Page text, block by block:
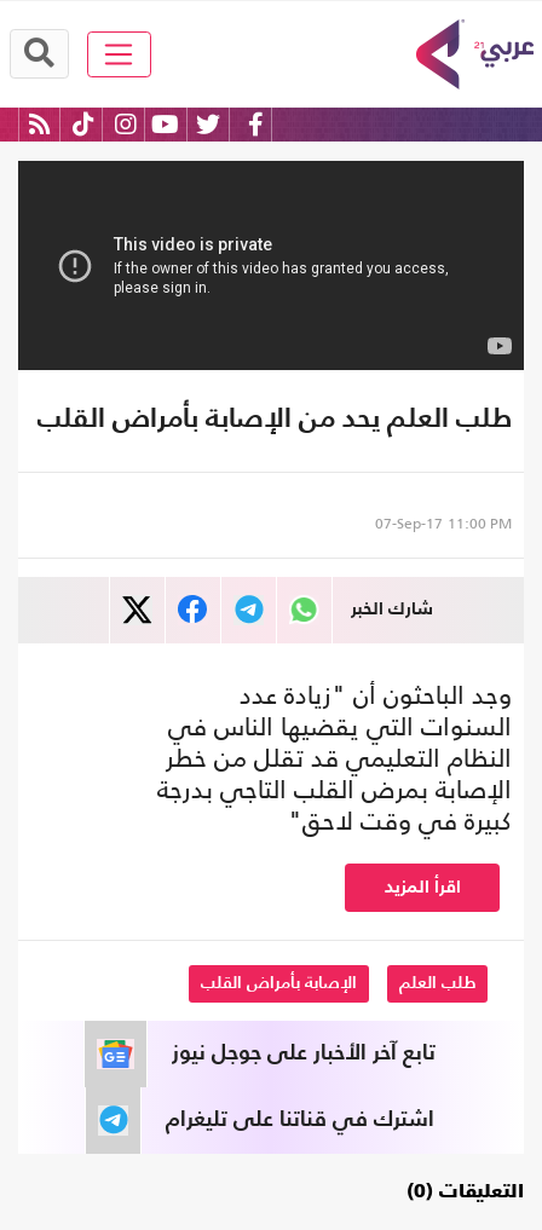
طلب العلم يحد من الإصابة بأمراض القلب
07-Sep-17 11:00 PM
شارك الخبر
وجد الباحثون أن "زيادة عدد
السنوات التي يقضيها الناس في
النظام التعليمي قد تقلل من خطر
الإصابة بمرض القلب التاجي بدرجة
كبيرة في وقت لاحق"
اقرأ المزيد
طلب العلم الإصابة بأمراض القلب
تابع آخر الأخبار على جوجل نيوز
اشترك في قناتنا على تليغرام
التعليقات (0)